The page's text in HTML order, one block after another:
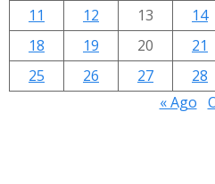
11
12 13 14
18
19 20 21
25
26 27 28
« Ago